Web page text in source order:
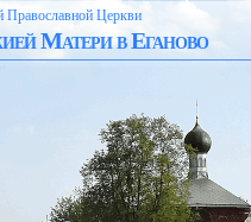
Православной Церкви
Матери в Еганово